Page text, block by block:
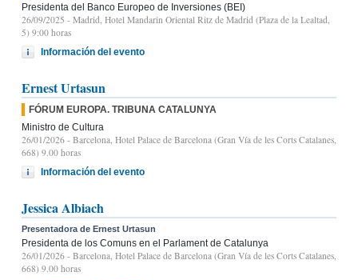
Presidenta del Banco Europeo de Inversiones (BEI)
26/09/2025 - Madrid, Hotel Mandarin Oriental Ritz de Madrid (Plaza de la Lealtad,
5) 9:00 horas
Información del evento
Ernest Urtasun
FÓRUM EUROPA. TRIBUNA CATALUNYA
Ministro de Cultura
26/01/2026 - Barcelona, Hotel Palace de Barcelona (Gran Vía de les Corts Catalanes,
668) 9.00 horas
Información del evento
Jessica Albiach
Presentadora de Ernest Urtasun
Presidenta de los Comuns en el Parlament de Catalunya
26/01/2026 - Barcelona, Hotel Palace de Barcelona (Gran Vía de les Corts Catalanes,
668) 9.00 horas